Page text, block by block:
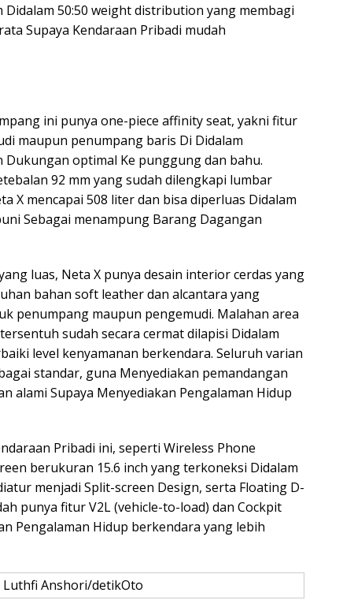
Didalam 50:50 weight distribution yang membagi
Supaya Kendaraan Pribadi mudah
ini punya one-piece affinity seat, yakni fitur
maupun penumpang baris Di Didalam
optimal Ke punggung dan bahu.
92 mm yang sudah dilengkapi lumbar
X mencapai 508 liter dan bisa diperluas Didalam
Sebagai menampung Barang Dagangan
luas, Neta X punya desain interior cerdas yang
bahan soft leather dan alcantara yang
penumpang maupun pengemudi. Malahan area
sudah secara cermat dilapisi Didalam
level kenyamanan berkendara. Seluruh varian
standar, guna Menyediakan pemandangan
alami Supaya Menyediakan Pengalaman Hidup
Pribadi ini, seperti Wireless Phone
berukuran 15.6 inch yang terkoneksi Didalam
menjadi Split-screen Design, serta Floating D-
punya fitur V2L (vehicle-to-load) dan Cockpit
Pengalaman Hidup berkendara yang lebih
Luthfi Anshori/detikOto